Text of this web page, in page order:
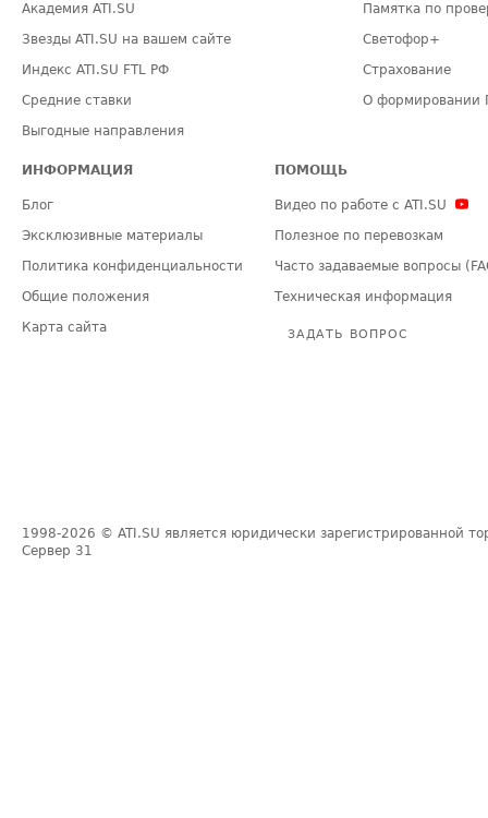
Академия ATI.SU
Звезды ATI.SU на вашем сайте
Индекс ATI.SU FTL РФ
Средние ставки
Выгодные направления
Памятка по
Светофор+
Страхование
О формировании
ИНФОРМАЦИЯ
Блог
Эксклюзивные материалы
Политика конфиденциальности
Общие положения
Карта сайта
ПОМОЩЬ
Видео по работе с ATI.SU
Полезное по перевозкам
Часто задаваемые вопросы
Техническая информация
ЗАДАТЬ ВОПРОС
1998-2026 © ATI.SU является юридически зарегистрированной
Сервер 31